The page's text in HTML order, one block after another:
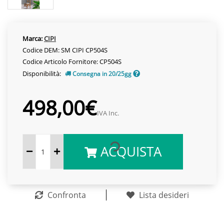
Marca:CIPI
Codice DEM: SM CIPI CP504S
Codice Articolo Fornitore: CP504S
Disponibilità:
Consegna in 20/25gg
498,00€IVA Inc.
ACQUISTA
Confronta Lista desideri